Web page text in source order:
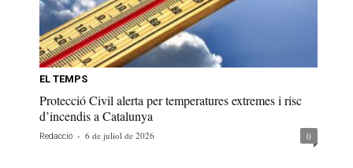
EL TEMPS
Protecció Civil alerta per temperatures extremes i risc
d’incendis a Catalunya
Redacció - 6 de juliol de 2026 0